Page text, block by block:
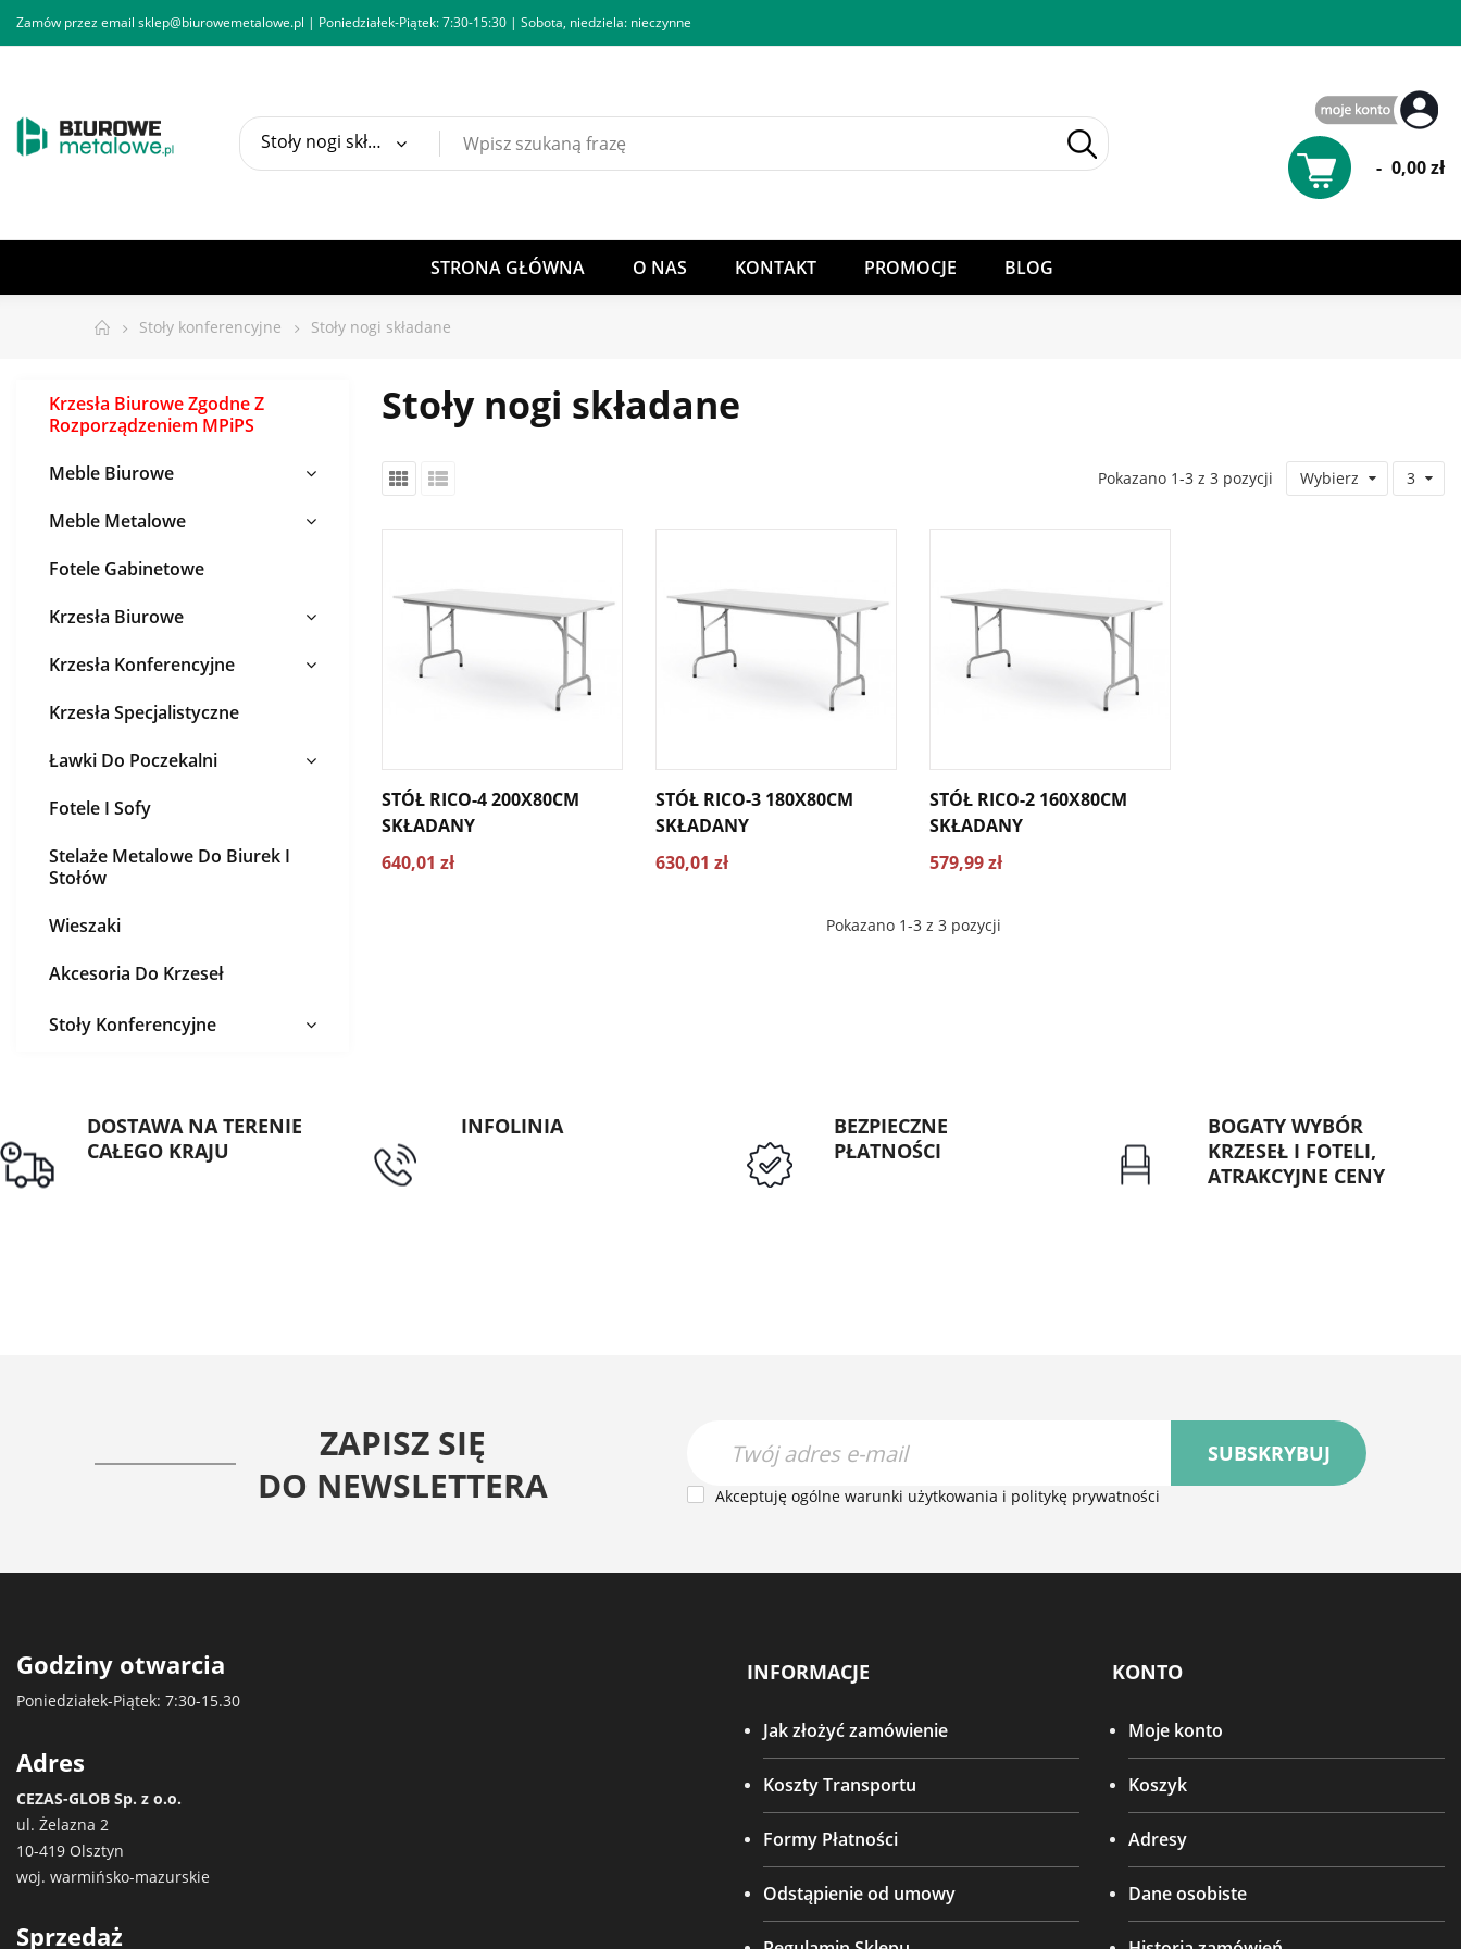
Zamów przez email sklep@biurowemetalowe.pl | Poniedziałek-Piątek: 7:30-15:30 | Sobota, niedziela: nieczynne
Stoły nogi składane
- 0,00 zł
STRONA GŁÓWNA O NAS KONTAKT PROMOCJE BLOG
Stoły konferencyjne Stoły nogi składane
Stoły nogi składane
Wybierz 3
Pokazano 1-3 z 3 pozycji
STÓŁ RICO-4 200X80CM
SKŁADANY
640,01 zł
STÓŁ RICO-3 180X80CM
SKŁADANY
630,01 zł
STÓŁ RICO-2 160X80CM
SKŁADANY
579,99 zł
Pokazano 1-3 z 3 pozycji
Krzesła Biurowe Zgodne Z
Rozporządzeniem MPiPS
Meble Biurowe
Meble Metalowe
Fotele Gabinetowe
Krzesła Biurowe
Krzesła Konferencyjne
Krzesła Specjalistyczne
Ławki Do Poczekalni
Fotele I Sofy
Stelaże Metalowe Do Biurek I
Stołów
Wieszaki
Akcesoria Do Krzeseł
Stoły Konferencyjne
DOSTAWA NA TERENIE
CAŁEGO KRAJU
INFOLINIA
BEZPIECZNE
PŁATNOŚCI
BOGATY WYBÓR
KRZESEŁ I FOTELI,
ATRAKCYJNE CENY
ZAPISZ SIĘ
DO NEWSLETTERA
SUBSKRYBUJ
Akceptuję ogólne warunki użytkowania i politykę prywatności
Godziny otwarcia
Poniedziałek-Piątek: 7:30-15.30
Adres
CEZAS-GLOB Sp. z o.o.
ul. Żelazna 2
10-419 Olsztyn
woj. warmińsko-mazurskie
Sprzedaż
INFORMACJE
Jak złożyć zamówienie
Koszty Transportu
Formy Płatności
Odstąpienie od umowy
KONTO
Moje konto
Koszyk
Adresy
Dane osobiste